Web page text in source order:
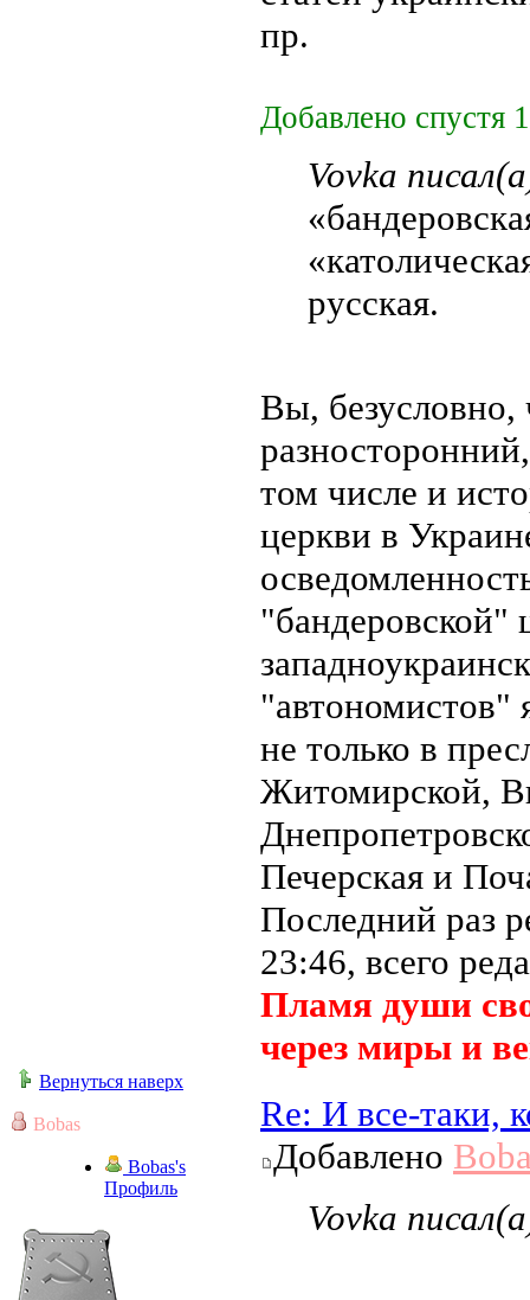
пр.
Добавлено спустя
Vovka
русская.
Вы, безусловно,
том числе и
церкви в
"бандеровской"
не только в
Житомирской,
Печерская и
Последний раз
23:46, всего
Пламя души
через миры и
Вернуться наверх
Bobas
Bobas's
Профиль
Re: И все-таки,
Добавлено
Vovka